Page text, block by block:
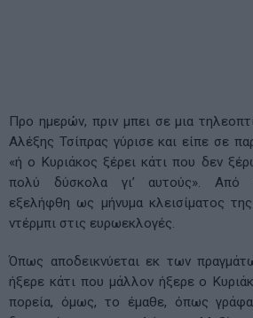
Προ ημερών, πριν μπει σε μια
Αλέξης Τσίπρας γύρισε και είπε σε
«ή ο Κυριάκος ξέρει κάτι που δεν
πολύ δύσκολα γι’ αυτούς». Από
εξελήφθη ως μήνυμα κλεισίματος
ντέρμπι στις ευρωεκλογές.
Όπως αποδεικνύεται εκ των
ήξερε κάτι που μάλλον ήξερε ο
πορεία, όμως, το έμαθε, όπως